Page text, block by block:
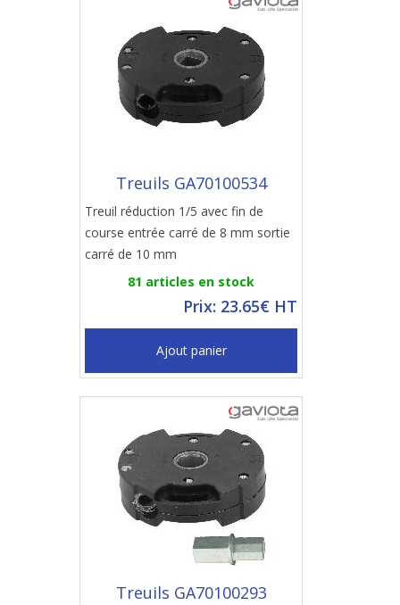
Treuils GA70100534
Treuil réduction 1/5 avec fin de
course entrée carré de 8 mm sortie
carré de 10 mm
81 articles en stock
Prix: 23.65€ HT
Ajout panier
Treuils GA70100293